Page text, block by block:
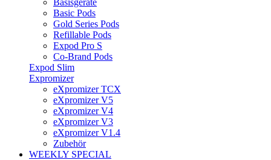
Basisgeräte
Basic Pods
Gold Series Pods
Refillable Pods
Expod Pro S
Co-Brand Pods
Expod Slim
Expromizer
eXpromizer TCX
eXpromizer V5
eXpromizer V4
eXpromizer V3
eXpromizer V1.4
Zubehör
WEEKLY SPECIAL